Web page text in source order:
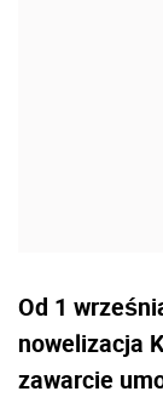
Od 1
nowelizacja
zawarcie